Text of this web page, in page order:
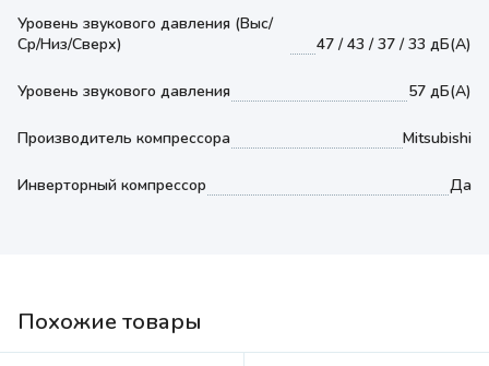
Уровень звукового давления (Выс/
Ср/Низ/Сверх)
47 / 43 / 37 / 33 дБ(А)
Уровень звукового давления 57 дБ(А)
Производитель компрессора Mitsubishi
Инверторный компрессор Да
Похожие товары